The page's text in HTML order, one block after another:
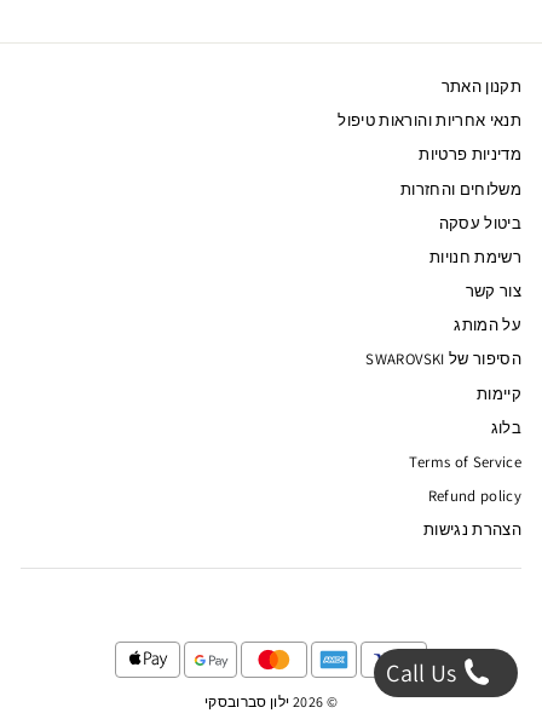
תקנון האתר
תנאי אחריות והוראות טיפול
מדיניות פרטיות
משלוחים והחזרות
ביטול עסקה
רשימת חנויות
צור קשר
על המותג
הסיפור של SWAROVSKI
קיימות
בלוג
Terms of Service
Refund policy
הצהרת נגישות
© 2026 ילון סברובסקי